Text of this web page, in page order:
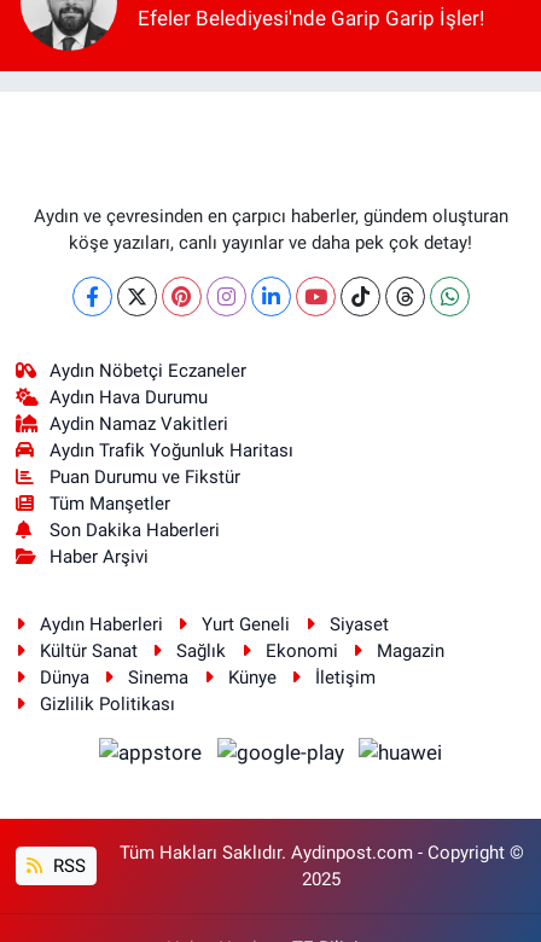
Efeler Belediyesi'nde Garip Garip İşler!
Aydın ve çevresinden en çarpıcı haberler, gündem oluşturan
köşe yazıları, canlı yayınlar ve daha pek çok detay!
Aydın Nöbetçi Eczaneler
Aydın Hava Durumu
Aydin Namaz Vakitleri
Aydın Trafik Yoğunluk Haritası
Puan Durumu ve Fikstür
Tüm Manşetler
Son Dakika Haberleri
Haber Arşivi
Aydın Haberleri Yurt Geneli
Siyaset
Kültür Sanat
Sağlık Ekonomi
Magazin
Dünya
Sinema Künye
İletişim
Gizlilik Politikası
RSS
Tüm Hakları Saklıdır. Aydinpost.com - Copyright ©
2025